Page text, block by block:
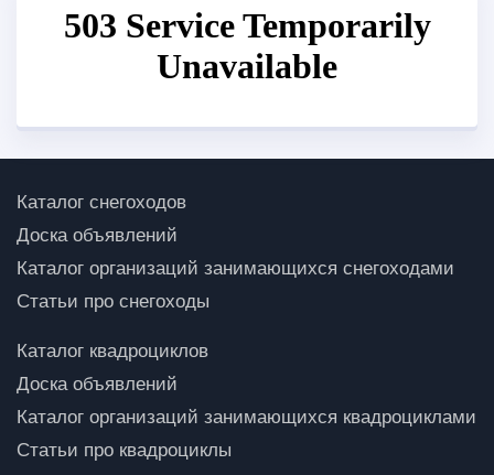
Каталог снегоходов
Доска объявлений
Каталог организаций занимающихся снегоходами
Статьи про снегоходы
Каталог квадроциклов
Доска объявлений
Каталог организаций занимающихся квадроциклами
Статьи про квадроциклы